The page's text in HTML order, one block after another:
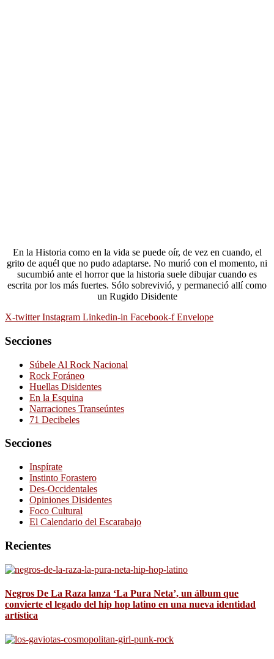
En la Historia como en la vida se puede oír, de vez en cuando, el
grito de aquél que no pudo adaptarse. No murió con el momento, ni
sucumbió ante el horror que la historia suele dibujar cuando es
escrita por los más fuertes. Sólo sobrevivió, y permaneció allí como
un Rugido Disidente
X-twitter Instagram Linkedin-in Facebook-f Envelope
Secciones
Súbele Al Rock Nacional
Rock Foráneo
Huellas Disidentes
En la Esquina
Narraciones Transeúntes
71 Decibeles
Secciones
Inspírate
Instinto Forastero
Des-Occidentales
Opiniones Disidentes
Foco Cultural
El Calendario del Escarabajo
Recientes
Negros De La Raza lanza ‘La Pura Neta’, un álbum que
convierte el legado del hip hop latino en una nueva identidad
artística